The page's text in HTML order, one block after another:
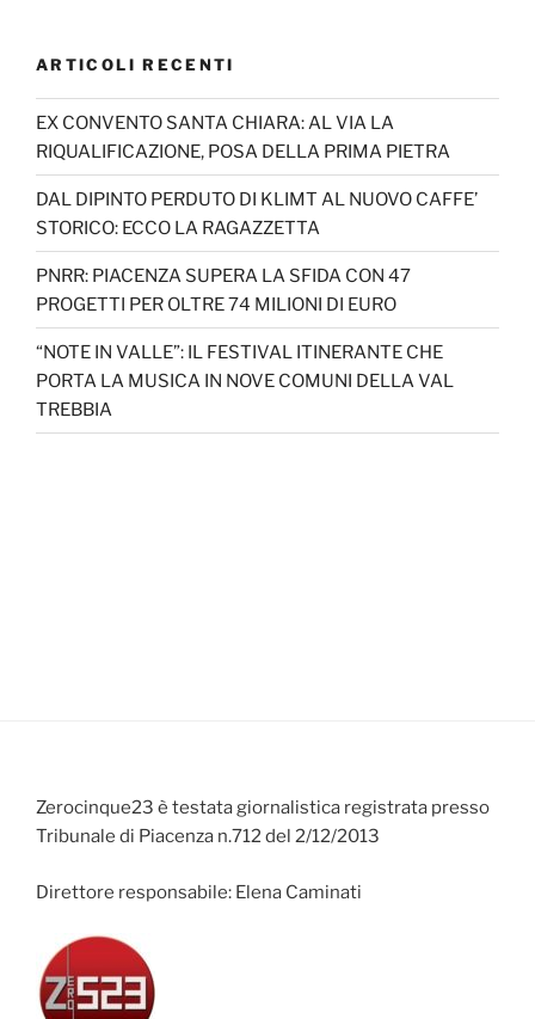
ARTICOLI RECENTI
EX CONVENTO SANTA CHIARA: AL VIA LA
RIQUALIFICAZIONE, POSA DELLA PRIMA PIETRA
DAL DIPINTO PERDUTO DI KLIMT AL NUOVO CAFFE’
STORICO: ECCO LA RAGAZZETTA
PNRR: PIACENZA SUPERA LA SFIDA CON 47
PROGETTI PER OLTRE 74 MILIONI DI EURO
“NOTE IN VALLE”: IL FESTIVAL ITINERANTE CHE
PORTA LA MUSICA IN NOVE COMUNI DELLA VAL
TREBBIA
Zerocinque23 è testata giornalistica registrata presso
Tribunale di Piacenza n.712 del 2/12/2013
Direttore responsabile: Elena Caminati